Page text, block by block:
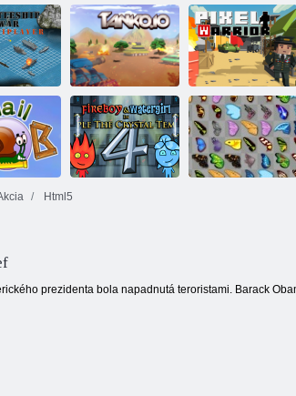
Mexiku
Prezlečený sila:
Zombie Survival
Road Fury
Desert
Tanko. io Pixel bojovník
Html5
prezidenta bola napadnutá teroristami. Barack